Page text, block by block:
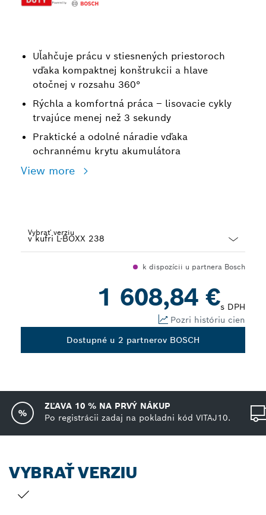
Uľahčuje prácu v stiesnených priestoroch
vďaka kompaktnej konštrukcii a hlave
otočnej v rozsahu 360°
Rýchla a komfortná práca – lisovacie cykly
trvajúce menej než 3 sekundy
Praktické a odolné náradie vďaka
ochrannému krytu akumulátora
View more
Vybrať verziu
k dispozícii u partnera Bosch
1 608,84 €s DPH
Pozri históriu cien
Dostupné u 2 partnerov BOSCH
ZĽAVA 10 % NA PRVÝ NÁKUP
Po registrácii zadaj na pokladni kód VITAJ10.
VYBRAŤ VERZIU